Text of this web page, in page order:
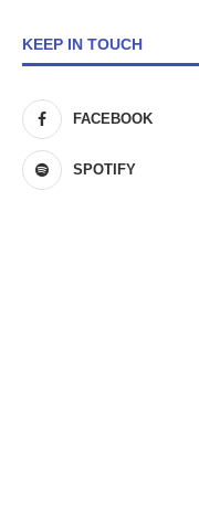
KEEP IN TOUCH
FACEBOOK
SPOTIFY